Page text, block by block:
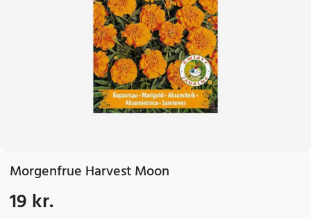
Morgenfrue Harvest Moon
Pris: 19 kr.
19 kr.